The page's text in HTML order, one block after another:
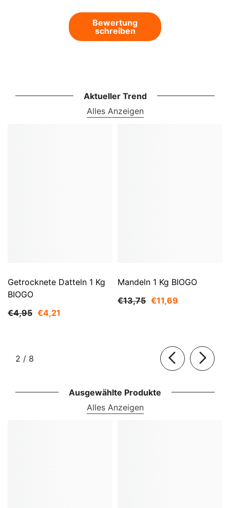
Bewertung
schreiben
Aktueller Trend
Alles Anzeigen
Getrocknete Datteln 1 Kg
BIOGO
€4,95 €4,21
Mandeln 1 Kg BIOGO
€13,75 €11,69
2 / von
8
Ausgewählte Produkte
Alles Anzeigen